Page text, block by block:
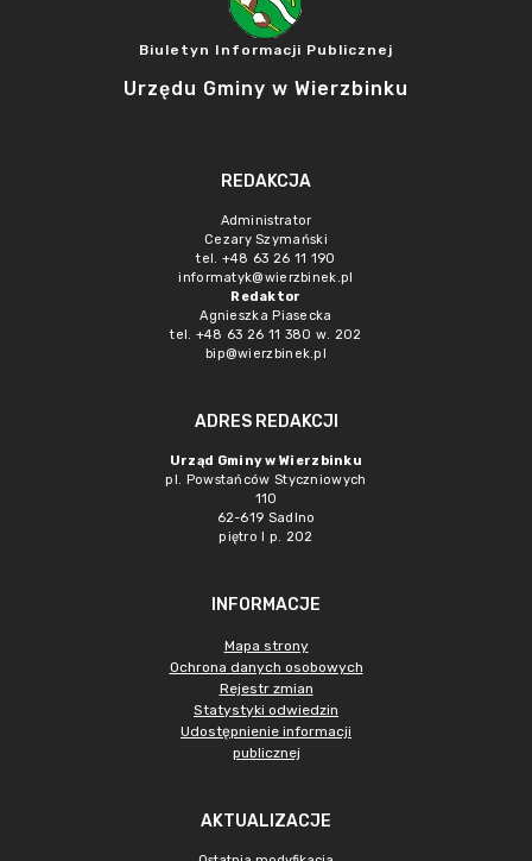
Biuletyn Informacji Publicznej
Urzędu Gminy w Wierzbinku
REDAKCJA
Administrator
Cezary Szymański
tel. +48 63 26 11 190
informatyk@wierzbinek.pl
Redaktor
Agnieszka Piasecka
tel. +48 63 26 11 380 w. 202
bip@wierzbinek.pl
ADRES REDAKCJI
Urząd Gminy w Wierzbinku
pl. Powstańców Styczniowych
110
62-619 Sadlno
piętro I p. 202
INFORMACJE
Mapa strony
Ochrona danych osobowych
Rejestr zmian
Statystyki odwiedzin
Udostępnienie informacji
publicznej
AKTUALIZACJE